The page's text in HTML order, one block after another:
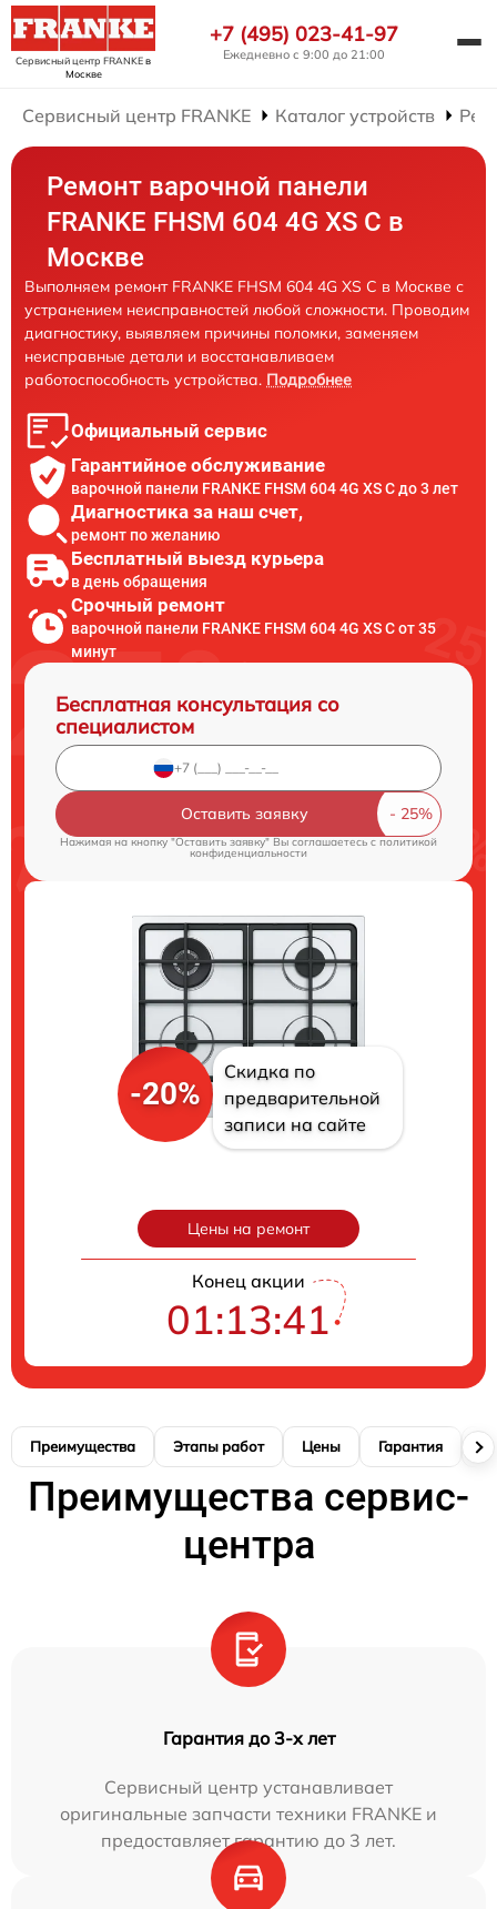
Сервисный центр FRANKEв
Москве
+7 (495) 023-41-97
Ежедневно с 9:00 до 21:00
Сервисный центр FRANKE Каталог устройств
Ремонт варочной панели
FRANKE FHSM 604 4G XS C в
Москве
Выполняем ремонт FRANKE FHSM 604 4G XS C в Москве с
устранением неисправностей любой сложности. Проводим
диагностику, выявляем причины поломки, заменяем
неисправные детали и восстанавливаем
работоспособность устройства. Подробнее
Официальный сервис
Гарантийное обслуживание
варочной панели FRANKE FHSM 604 4G XS C до 3 лет
Диагностика за наш счет,
ремонт по желанию
Бесплатный выезд курьера
в день обращения
Срочный ремонт
варочной панели FRANKE FHSM 604 4G XS C от 35
минут
Бесплатная консультация со
специалистом
Оставить заявку
Нажимая на кнопку "Оставить заявку" Вы соглашаетесь cполитикой
конфиденциальности
-20%
Скидка по
предварительной
записи на сайте
Цены на ремонт
Конец акции
01:13:40
Преимущества Этапы работ Цены Гарантия
Преимущества сервис-
центра
Гарантия до 3-х лет
Сервисный центр устанавливает
оригинальные запчасти техники FRANKE и
предоставляет гарантию до 3 лет.